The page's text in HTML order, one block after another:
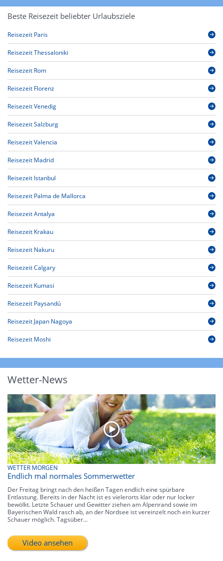
Beste Reisezeit beliebter Urlaubsziele
Reisezeit Paris
Reisezeit Thessaloniki
Reisezeit Rom
Reisezeit Florenz
Reisezeit Venedig
Reisezeit Salzburg
Reisezeit Valencia
Reisezeit Madrid
Reisezeit Istanbul
Reisezeit Palma de Mallorca
Reisezeit Antalya
Reisezeit Krakau
Reisezeit Nakuru
Reisezeit Calgary
Reisezeit Kumasi
Reisezeit Paysandú
Reisezeit Japan Nagoya
Reisezeit Moshi
Wetter-News
WETTER MORGEN
Endlich mal normales Sommerwetter
Der Freitag bringt nach den heißen Tagen endlich eine spürbare
Entlastung. Bereits in der Nacht ist es vielerorts klar oder nur locker
bewölkt. Letzte Schauer und Gewitter ziehen am Alpenrand sowie im
Bayerischen Wald rasch ab, an der Nordsee ist vereinzelt noch ein kurzer
Schauer möglich. Tagsüber...
Video ansehen